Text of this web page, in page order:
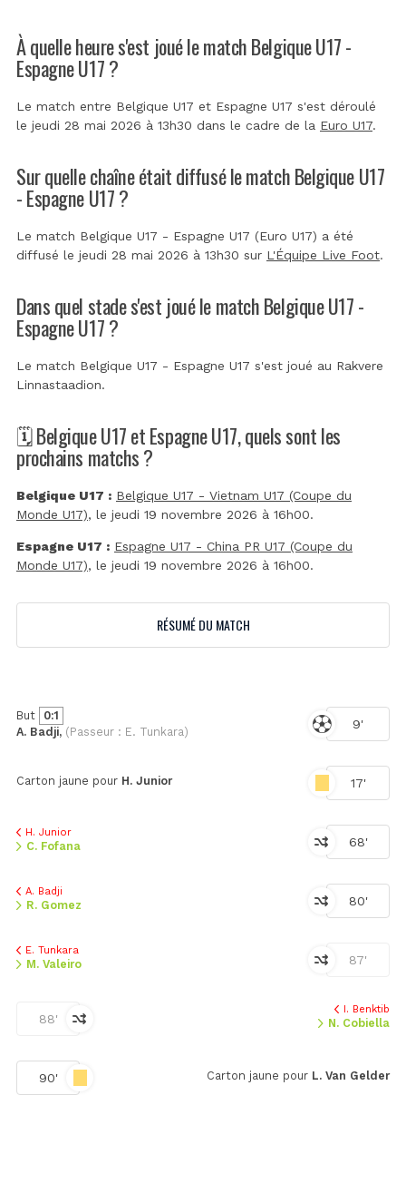
À quelle heure s'est joué le match Belgique U17 -
Espagne U17 ?
Le match entre Belgique U17 et Espagne U17 s'est déroulé
le jeudi 28 mai 2026 à 13h30 dans le cadre de la Euro U17.
Sur quelle chaîne était diffusé le match Belgique U17
- Espagne U17 ?
Le match Belgique U17 - Espagne U17 (Euro U17) a été
diffusé le jeudi 28 mai 2026 à 13h30 sur L'Équipe Live Foot.
Dans quel stade s'est joué le match Belgique U17 -
Espagne U17 ?
Le match Belgique U17 - Espagne U17 s'est joué au Rakvere
Linnastaadion.
🗓️ Belgique U17 et Espagne U17, quels sont les
prochains matchs ?
Belgique U17 : Belgique U17 - Vietnam U17 (Coupe du
Monde U17), le jeudi 19 novembre 2026 à 16h00.
Espagne U17 : Espagne U17 - China PR U17 (Coupe du
Monde U17), le jeudi 19 novembre 2026 à 16h00.
RÉSUMÉ DU MATCH
9'
But
0:1
A. Badji, (Passeur : E. Tunkara)
17'
Carton jaune pour H. Junior
68'
H. Junior
C. Fofana
80'
A. Badji
R. Gomez
87'
E. Tunkara
M. Valeiro
88'
I. Benktib
N. Cobiella
90' Carton jaune pour L. Van Gelder